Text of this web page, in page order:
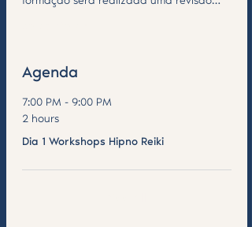
Agenda
7:00 PM - 9:00 PM
2 hours
Dia 1 Workshops Hipno Reiki